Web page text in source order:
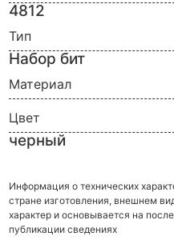
4812
Тип
Набор бит
Материал
Цвет
черный
Информация о технических
стране изготовления, внешнем
характер и основывается на
публикации сведениях